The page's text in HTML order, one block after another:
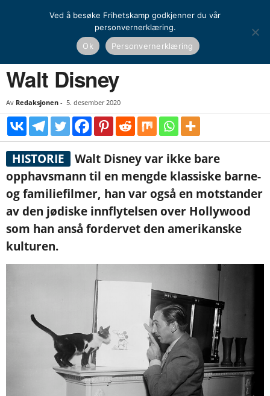
Dagens historiske
DAGENS HISTORISKE KULTUR VERDENSHISTORIE
Walt Disney
Av Redaksjonen - 5. desember 2020
HISTORIE
Walt Disney var ikke bare
opphavsmann til en mengde klassiske barne-
og familiefilmer, han var også en motstander
av den jødiske innflytelsen over Hollywood
som han anså fordervet den amerikanske
kulturen.
Ved å besøke Frihetskamp godkjenner du vår
personvernerklæring.
Ok
Personvernerklæring